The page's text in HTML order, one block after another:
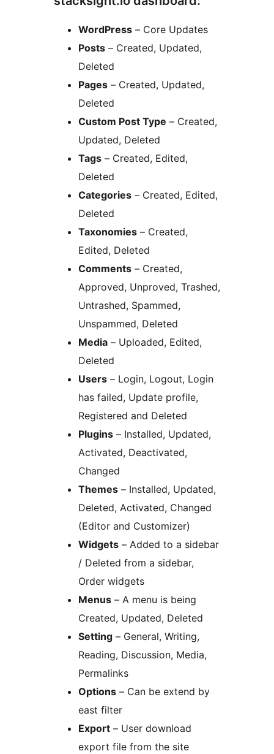
WordPress – Core Updates
Posts – Created, Updated,
Deleted
Pages – Created, Updated,
Deleted
Custom Post Type – Created,
Updated, Deleted
Tags – Created, Edited,
Deleted
Categories – Created, Edited,
Deleted
Taxonomies – Created,
Edited, Deleted
Comments – Created,
Approved, Unproved, Trashed,
Untrashed, Spammed,
Unspammed, Deleted
Media – Uploaded, Edited,
Deleted
Users – Login, Logout, Login
has failed, Update profile,
Registered and Deleted
Plugins – Installed, Updated,
Activated, Deactivated,
Changed
Themes – Installed, Updated,
Deleted, Activated, Changed
(Editor and Customizer)
Widgets – Added to a sidebar
/ Deleted from a sidebar,
Order widgets
Menus – A menu is being
Created, Updated, Deleted
Setting – General, Writing,
Reading, Discussion, Media,
Permalinks
Options – Can be extend by
east filter
Export – User download
export file from the site